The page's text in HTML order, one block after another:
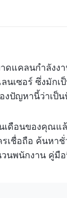
แคลนกำลังง
เซอร์ ซึ่งมักเ
งปัญหานี้ว่าเ
เดือนของคุณ
เชื่อถือ ค้นหา
นพนักงาน คู่มื